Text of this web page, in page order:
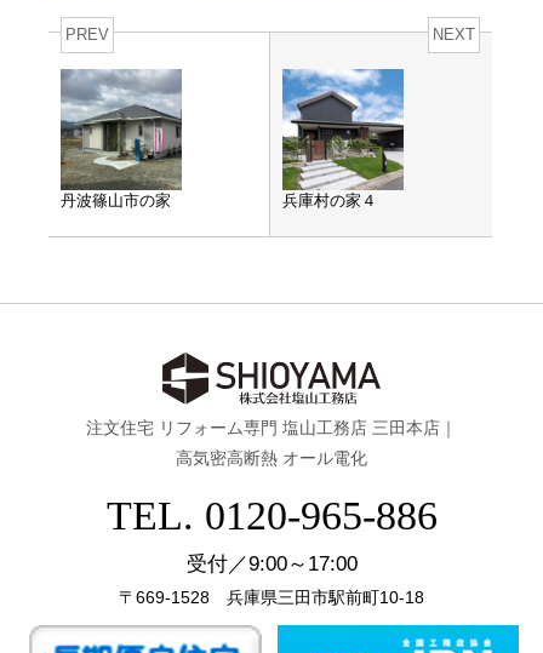
PREV
丹波篠山市の家
NEXT
兵庫村の家４
注文住宅 リフォーム専門 塩山工務店 三田本店｜
高気密高断熱 オール電化
TEL. 0120-965-886
受付／9:00～17:00
〒669-1528 兵庫県三田市駅前町10-18